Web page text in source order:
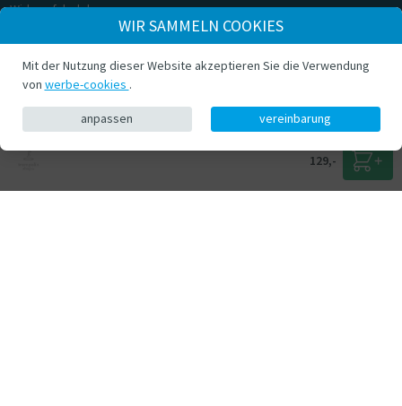
129,-
Widerrufsbelehrung
© Trampolinshop.de 2026
WIR SAMMELN COOKIES
Mit der Nutzung dieser Website akzeptieren Sie die Verwendung
von werbe-cookies .
anpassen vereinbarung